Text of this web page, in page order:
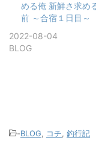
める俺 新鮮さ求め
前 ～合宿１日目～
2022-08-04
BLOG
-BLOG コチ 釣行記